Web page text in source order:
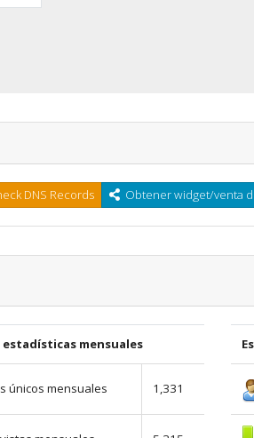
DNS Records Obtener widget/venta
estadísticas mensuales
únicos mensuales 1,331